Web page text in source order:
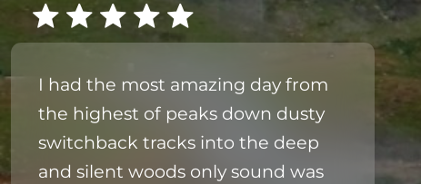
I had the most amazing day from
the highest of peaks down dusty
switchback tracks into the deep
and silent woods only sound was